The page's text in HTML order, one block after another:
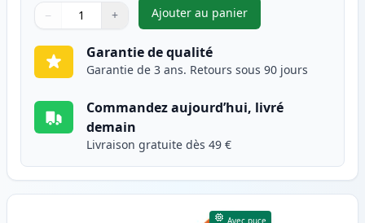
Quantité
Utilisez les boutons pour ajuster
− +
Quantité
Ajouter au panier
,Canon CLI-581XXL
Garantie de qualité
Garantie de 3 ans. Retours sous 90 jours
Commandez aujourd’hui, livré
demain
Livraison gratuite dès 49 €